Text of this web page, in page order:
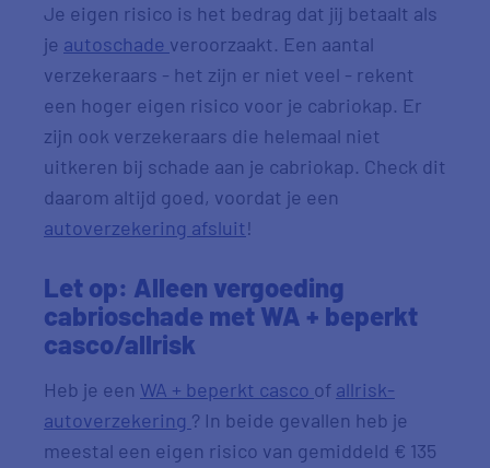
Je eigen risico is het bedrag dat jij betaalt als
je autoschade veroorzaakt. Een aantal
verzekeraars - het zijn er niet veel - rekent
een hoger eigen risico voor je cabriokap. Er
zijn ook verzekeraars die helemaal niet
uitkeren bij schade aan je cabriokap. Check dit
daarom altijd goed, voordat je een
autoverzekering afsluit!
Let op: Alleen vergoeding
cabrioschade met WA + beperkt
casco/allrisk
Heb je een WA + beperkt casco of allrisk-
autoverzekering ? In beide gevallen heb je
meestal een eigen risico van gemiddeld € 135